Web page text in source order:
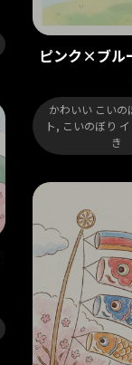
ピンク×ブル
かわいい こいの
ト, こいのぼり
き